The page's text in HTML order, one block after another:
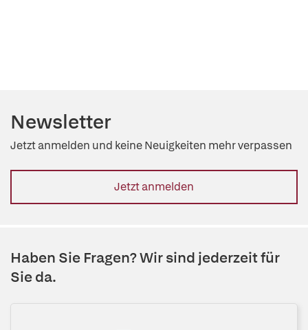
Newsletter
Jetzt anmelden und keine Neuigkeiten mehr verpassen
Jetzt anmelden
Haben Sie Fragen? Wir sind jederzeit für
Sie da.